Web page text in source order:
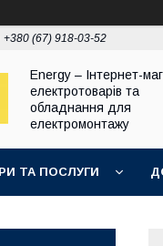
+380 (67) 918-03-52
Energy – Інтернет-
електротоварів та
обладнання для
електромонтажу
ТА ПОСЛУГИ